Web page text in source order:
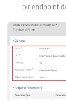
bir endpoint